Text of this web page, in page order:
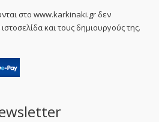
στο www.karkinaki.gr δεν
και τους δημιουργούς της.